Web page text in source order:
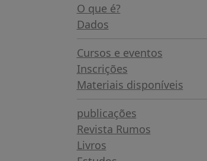
O que é?
Dados
Cursos e eventos
Inscrições
Materiais disponíveis
publicações
Revista Rumos
Livros